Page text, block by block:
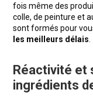
fois même des
colle, de peinture et
sont formés pour
les meilleurs délais
Réactivité et
ingrédients